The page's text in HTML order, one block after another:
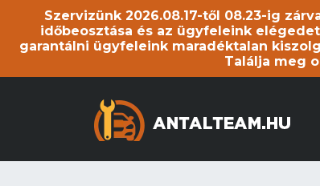
Szervizünk 2026.08.17-től 08.23-ig
időbeosztása és az ügyfeleink
garantálni ügyfeleink maradéktalan
Találja meg